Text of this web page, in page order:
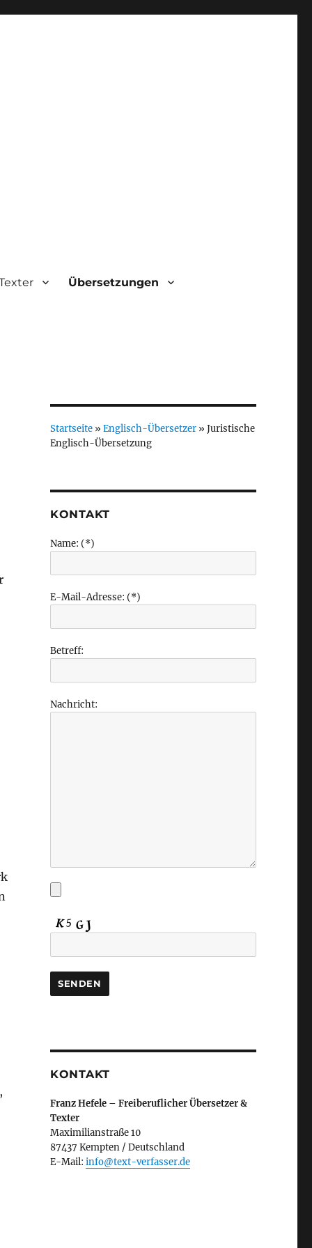
Übersetzungen
Startseite» Englisch-Übersetzer» Juristische
Englisch-Übersetzung
KONTAKT
Name: (*)
E-Mail-Adresse: (*)
Betreff:
Nachricht:
KONTAKT
Franz Hefele – Freiberuflicher Übersetzer &
Texter
Maximilianstraße 10
87437 Kempten / Deutschland
E-Mail: info@text-verfasser.de